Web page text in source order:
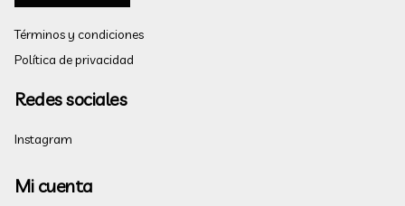
Términos y condiciones
Política de privacidad
Redes sociales
Instagram
Mi cuenta